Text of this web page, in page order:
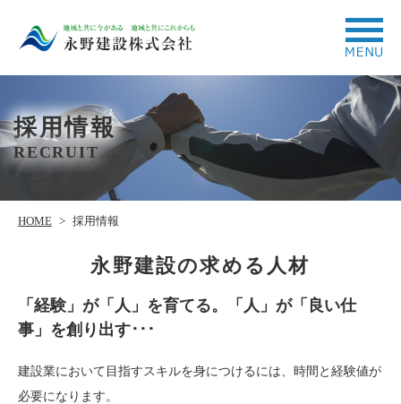
採用情報
RECRUIT
HOME > 採用情報
永野建設の求める人材
「経験」が「人」を育てる。「人」が「良い仕
事」を創り出す･･･
建設業において目指すスキルを身につけるには、時間と経験値が
必要になります。